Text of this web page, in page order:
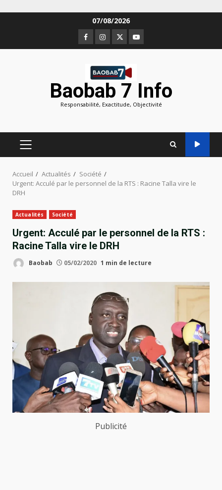
07/08/2026
Facebook
Instagram
TwitterYoutube
Baobab 7 Info
Responsabilité, Exactitude, Objectivité
MENU
PRINCIPAL
Accueil Actualités
Société
Urgent: Acculé par le personnel de la RTS : Racine Talla vire le
DRH
Actualités Société
Urgent: Acculé par le personnel de la RTS :
Racine Talla vire le DRH
Baobab 05/02/2020 1 min de lecture
Publicité